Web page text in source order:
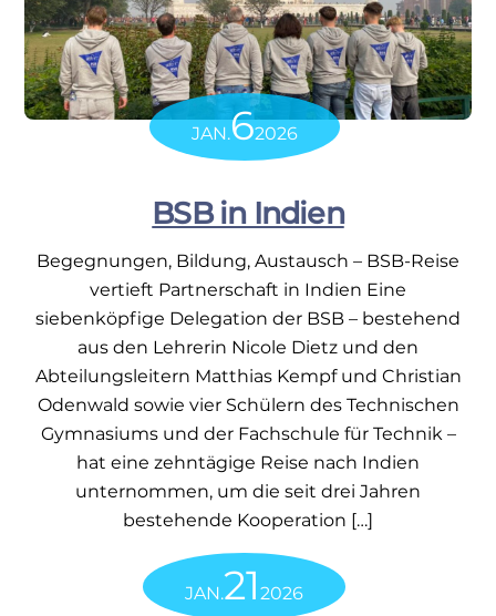
JAN.62026
BSB in Indien
Begegnungen, Bildung, Austausch – BSB-Reise
vertieft Partnerschaft in Indien Eine
siebenköpfige Delegation der BSB – bestehend
aus den Lehrerin Nicole Dietz und den
Abteilungsleitern Matthias Kempf und Christian
Odenwald sowie vier Schülern des Technischen
Gymnasiums und der Fachschule für Technik –
hat eine zehntägige Reise nach Indien
unternommen, um die seit drei Jahren
bestehende Kooperation […]
JAN.212026